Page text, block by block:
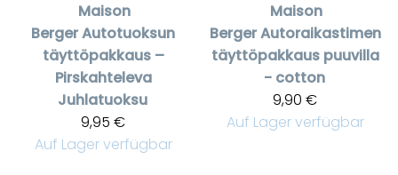
Maison
BergerAutotuoksun
täyttöpakkaus –
Pirskahteleva
Juhlatuoksu
9,95 €
Auf Lager verfügbar
Maison
BergerAutoraikastimen
täyttöpakkaus puuvilla
- cotton
9,90 €
Auf Lager verfügbar